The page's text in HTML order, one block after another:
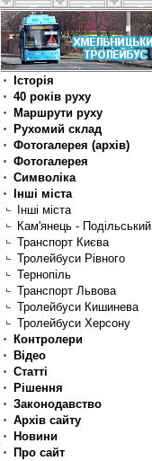
Історія
40 років руху
Маршрути руху
Рухомий склад
Фотогалерея (архів)
Фотогалерея
Символіка
Інші міста
Інші міста
Кам'янець - Подільський
Транспорт Києва
Тролейбуси Рівного
Тернопіль
Транспорт Львова
Тролейбуси Кишинева
Тролейбуси Херсону
Контролери
Відео
Статті
Рішення
Законодавство
Архів сайту
Новини
Про сайт